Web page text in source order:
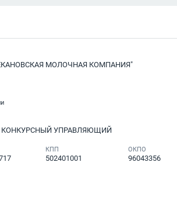
МОЛОЧНАЯ КОМПАНИЯ"
КОНКУРСНЫЙ УПРАВЛЯЮЩИЙ
КПП
502401001
ОКПО
96043356